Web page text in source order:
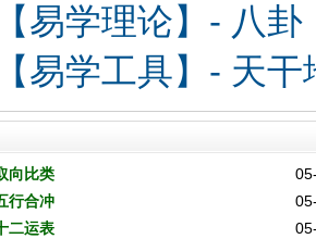
【易学理论】- 八卦
【易学工具】- 天
向比类
行合冲
二运表